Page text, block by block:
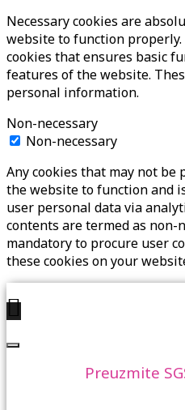
Necessary cookies are
website to function
cookies that ensures basic
features of the website.
personal information.
Non-necessary
Non-necessary
Any cookies that may not
the website to function and
user personal data via
contents are termed as non-
mandatory to procure user
these cookies on your
Preuzmite